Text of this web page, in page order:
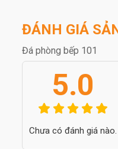
thể dùng cho vị trí
nhân tạo, đá marble,
khác nhau giúp khách
Đối với vị trí tường
không cần quá khắt
Như đã viết ở trên,
khác nhau, tùy theo nhu
Những gam màu
Tùy theo phong cách
ĐÁNH GIÁ
Đá phòng bếp 101
5.0
Chưa có đánh giá nào.